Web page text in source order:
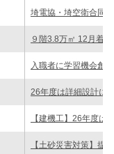
埼電協・埼空衛合同
９階3.8万㎡ 12月着
入職者に学習機会創
26年度は詳細設計に
【建機工】26年度は
【土砂災害対策】提